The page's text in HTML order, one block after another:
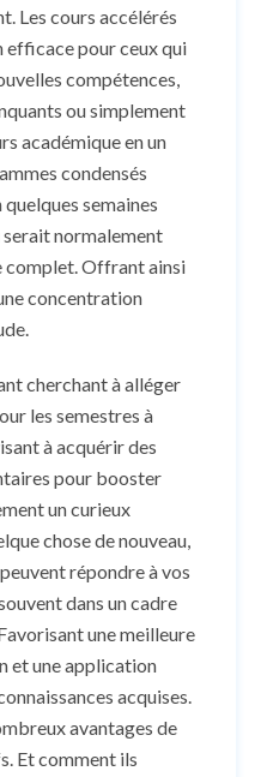
Les cours accélérés
efficace pour ceux qui
compétences,
ou simplement
académique en un
condensés
semaines
normalement
complet. Offrant ainsi
concentration
cherchant à alléger
les semestres à
à acquérir des
pour booster
un curieux
chose de nouveau,
répondre à vos
dans un cadre
une meilleure
et une application
acquises.
avantages de
Et comment ils